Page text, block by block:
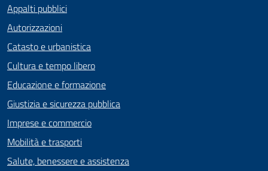
Appalti pubblici
Autorizzazioni
Catasto e urbanistica
Cultura e tempo libero
Educazione e formazione
Giustizia e sicurezza pubblica
Imprese e commercio
Mobilità e trasporti
Salute, benessere e assistenza